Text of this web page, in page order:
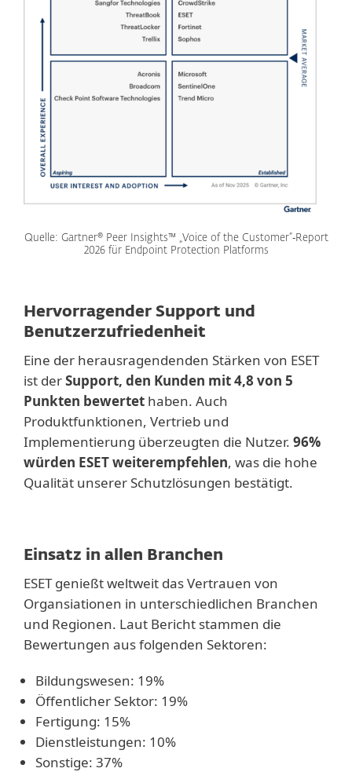
Quelle: Gartner® Peer Insights™ „Voice of the Customer“‑Report
2026 für Endpoint Protection Platforms
Hervorragender Support und
Benutzerzufriedenheit
Eine der herausragendenden Stärken von ESET
ist derSupport, den Kunden mit 4,8 von 5
Punkten bewertet haben. Auch
Produktfunktionen, Vertrieb und
Implementierung überzeugten die Nutzer. 96%
würden ESET weiterempfehlen, was die hohe
Qualität unserer Schutzlösungen bestätigt.
Einsatz in allen Branchen
ESET genießt weltweit das Vertrauen von
Organsiationen in unterschiedlichen Branchen
und Regionen. Laut Bericht stammen die
Bewertungen aus folgenden Sektoren:
Bildungswesen: 19%
Öffentlicher Sektor: 19%
Fertigung: 15%
Dienstleistungen: 10%
Sonstige: 37%